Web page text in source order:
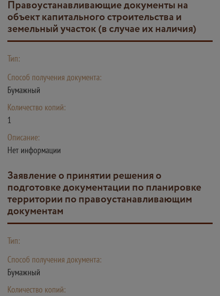
Правоустанавливающие документы на
объект капитального строительства и
земельный участок (в случае их наличия)
Тип:
Способ получения документа:
Бумажный
Количество копий:
1
Описание:
Нет информации
Заявление о принятии решения о
подготовке документации по планировке
территории по правоустанавливающим
документам
Тип:
Способ получения документа:
Бумажный
Количество копий: